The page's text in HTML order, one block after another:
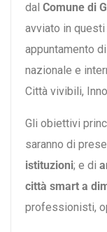
dal Comune di
avviato in
appuntamento
nazionale e
Città vivibili,
Gli obiettivi
saranno di
istituzioni; e di
città smart a
professionisti,